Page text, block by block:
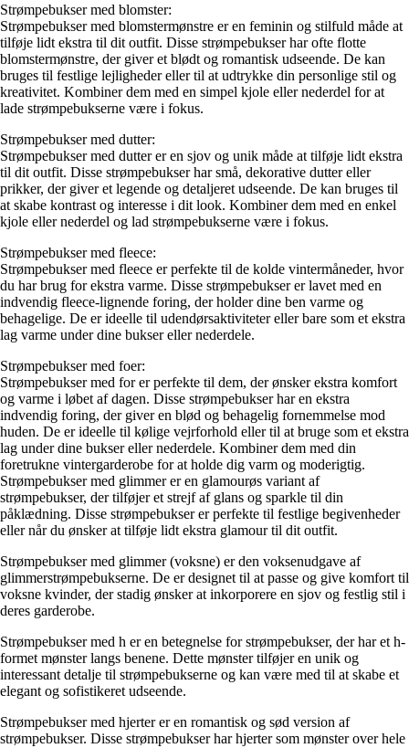
Strømpebukser med blomster:
Strømpebukser med blomstermønstre er en feminin og stilfuld måde at
tilføje lidt ekstra til dit outfit. Disse strømpebukser har ofte flotte
blomstermønstre, der giver et blødt og romantisk udseende. De kan
bruges til festlige lejligheder eller til at udtrykke din personlige stil og
kreativitet. Kombiner dem med en simpel kjole eller nederdel for at
lade strømpebukserne være i fokus.
Strømpebukser med dutter:
Strømpebukser med dutter er en sjov og unik måde at tilføje lidt ekstra
til dit outfit. Disse strømpebukser har små, dekorative dutter eller
prikker, der giver et legende og detaljeret udseende. De kan bruges til
at skabe kontrast og interesse i dit look. Kombiner dem med en enkel
kjole eller nederdel og lad strømpebukserne være i fokus.
Strømpebukser med fleece:
Strømpebukser med fleece er perfekte til de kolde vintermåneder, hvor
du har brug for ekstra varme. Disse strømpebukser er lavet med en
indvendig fleece-lignende foring, der holder dine ben varme og
behagelige. De er ideelle til udendørsaktiviteter eller bare som et ekstra
lag varme under dine bukser eller nederdele.
Strømpebukser med foer:
Strømpebukser med for er perfekte til dem, der ønsker ekstra komfort
og varme i løbet af dagen. Disse strømpebukser har en ekstra
indvendig foring, der giver en blød og behagelig fornemmelse mod
huden. De er ideelle til kølige vejrforhold eller til at bruge som et ekstra
lag under dine bukser eller nederdele. Kombiner dem med din
foretrukne vintergarderobe for at holde dig varm og moderigtig.
Strømpebukser med glimmer er en glamourøs variant af
strømpebukser, der tilføjer et strejf af glans og sparkle til din
påklædning. Disse strømpebukser er perfekte til festlige begivenheder
eller når du ønsker at tilføje lidt ekstra glamour til dit outfit.
Strømpebukser med glimmer (voksne) er den voksenudgave af
glimmerstrømpebukserne. De er designet til at passe og give komfort til
voksne kvinder, der stadig ønsker at inkorporere en sjov og festlig stil i
deres garderobe.
Strømpebukser med h er en betegnelse for strømpebukser, der har et h-
formet mønster langs benene. Dette mønster tilføjer en unik og
interessant detalje til strømpebukserne og kan være med til at skabe et
elegant og sofistikeret udseende.
Strømpebukser med hjerter er en romantisk og sød version af
strømpebukser. Disse strømpebukser har hjerter som mønster over hele